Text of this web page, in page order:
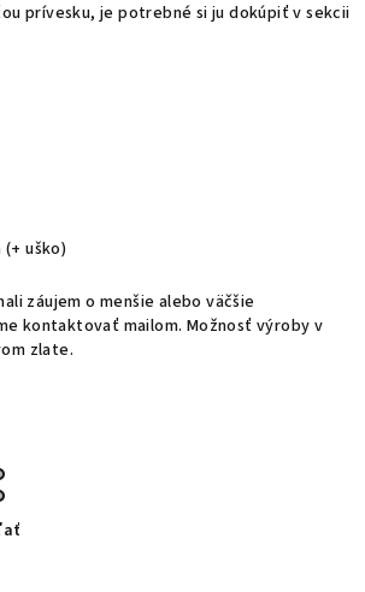
prívesku, je potrebné si ju dokúpiť v sekcii
(+ uško)
záujem o menšie alebo väčšie
kontaktovať mailom. Možnosť výroby v
zlate.